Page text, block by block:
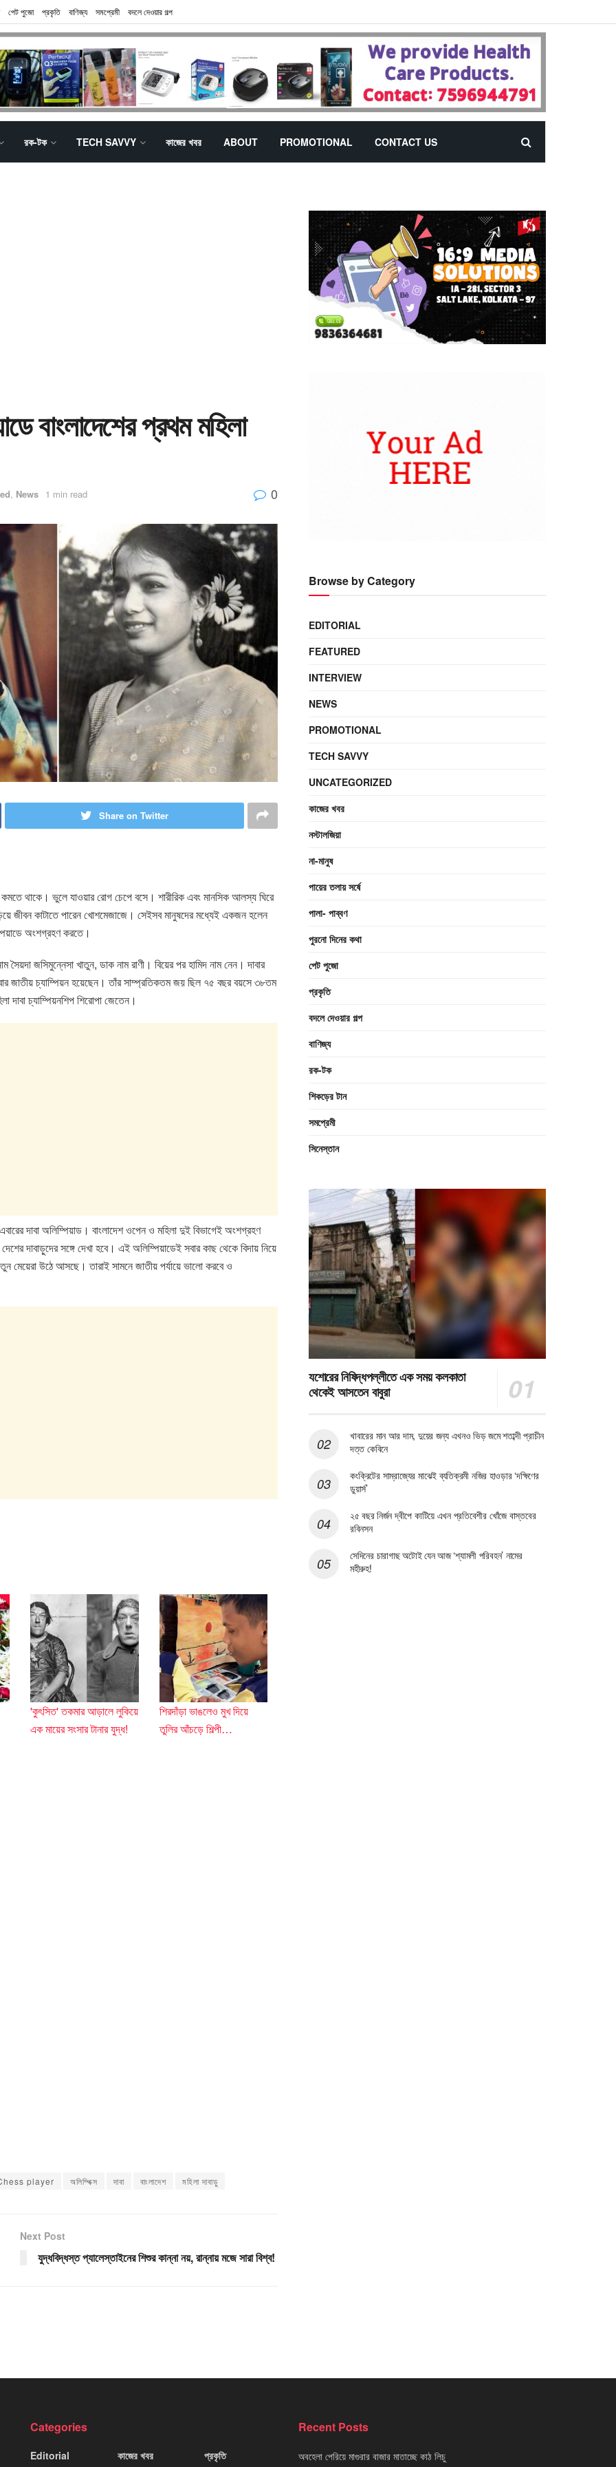
পেট পুজো প্রকৃতি বাণিজ্য সমপ্রেমী বদলে দেওয়ার গল্প
রক-টক TECH SAVVY কাজের খবর ABOUT PROMOTIONAL CONTACT US
বাংলাদেশের প্রথম মহিলা
, News 1 min read 0
Share on Twitter
কমতে থাকে। ভুলে যাওয়ার রোগ চেপে বসে। শারীরিক এবং মানসিক আলস্য ঘিরে
জীবন কাটাতে পারেন খোশমেজাজে। সেইসব মানুষদের মধ্যেই একজন হলেন
অংশগ্রহণ করতে।
সৈয়দা জসিমুন্নেসা খাতুন, ডাক নাম রাণী। বিয়ের পর হামিদ নাম নেন। দাবার
জাতীয় চ্যাম্পিয়ন হয়েছেন। তাঁর সাম্প্রতিকতম জয় ছিল ৭৫ বছর বয়সে ৩৮তম
দাবা চ্যাম্পিয়নশিপ শিরোপা জেতেন।
এবারের দাবা অলিম্পিয়াড। বাংলাদেশ ওপেন ও মহিলা দুই বিভাগেই অংশগ্রহণ
দাবাড়ুদের সঙ্গে দেখা হবে। এই অলিম্পিয়াডেই সবার কাছ থেকে বিদায় নিয়ে
উঠে আসছে। তারাই সামনে জাতীয় পর্যায়ে ভালো করবে ও
'কুৎসিত' তকমার আড়ালে লুকিয়ে
এক মায়ের সংসার টানার যুদ্ধ!
শিরদাঁড়া ভাঙলেও মুখ দিয়ে
তুলির আঁচড়ে শিল্পী…
player অলিম্পিক্স দাবা বাংলাদেশ মহিলা দাবাড়ু
Next Post
যুদ্ধবিদ্ধস্ত প্যালেস্তাইনের শিশুর কান্না নয়, রান্নায় মজে সারা বিশ্ব!
Browse by Category
EDITORIAL
FEATURED
INTERVIEW
NEWS
PROMOTIONAL
TECH SAVVY
UNCATEGORIZED
কাজের খবর
নস্টালজিয়া
না-মানুষ
পায়ের তলায় সর্ষে
পালা- পাব্বণ
পুরনো দিনের কথা
পেট পুজো
প্রকৃতি
বদলে দেওয়ার গল্প
বাণিজ্য
রক-টক
শিকড়ের টান
সমপ্রেমী
সিনেস্তান
যশোরের নিষিদ্ধপল্লীতে এক সময় কলকাতা
থেকেই আসতেন বাবুরা
খাবারের মান আর দাম, দুয়ের জন্য এখনও ভিড় জমে শতাব্দী প্রাচীন
দত্ত কেবিনে
কংক্রিটের সাম্রাজ্যের মাঝেই ব্যতিক্রমী নজির হাওড়ার ‘দক্ষিণের
ডুয়ার্স’
২৫ বছর নির্জন দ্বীপে কাটিয়ে এখন প্রতিবেশীর খোঁজে বাস্তবের
রবিনসন
সেদিনের চারাগাছ অটোই যেন আজ ‘শ্যামলী পরিবহন’ নামের
মহীরুহ!
Categories
Editorial কাজের খবর প্রকৃতি
Recent Posts
অবহেলা পেরিয়ে মাগুরার বাজার মাতাচ্ছে কাঠ লিচু